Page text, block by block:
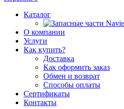
Каталог
О компании
Услуги
Как купить?
Доставка
Как оформить заказ
Обмен и возврат
Способы оплаты
Сертификаты
Контакты